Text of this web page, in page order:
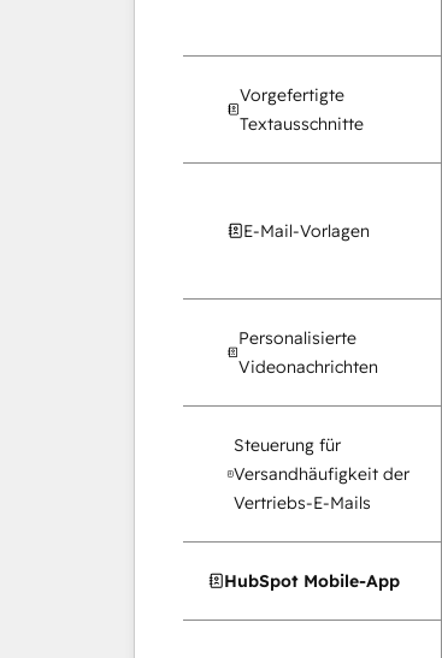
Vorgefertigte
Textausschnitte
E-Mail-Vorlagen
Personalisierte
Videonachrichten
Steuerung für
Versandhäufigkeit der
Vertriebs-E-Mails
HubSpot Mobile-App